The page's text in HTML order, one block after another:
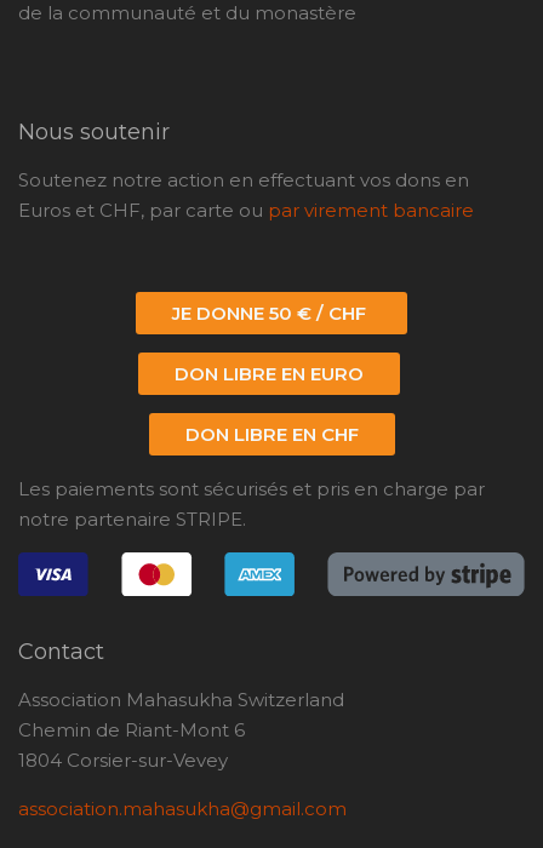
de la communauté et du monastère
Nous soutenir
Soutenez notre action en effectuant vos dons en
Euros et CHF, par carte ou par virement bancaire
JE DONNE 50 € / CHF
DON LIBRE EN EURO
DON LIBRE EN CHF
Les paiements sont sécurisés et pris en charge par
notre partenaire STRIPE.
Contact
Association Mahasukha Switzerland
Chemin de Riant-Mont 6
1804 Corsier-sur-Vevey
association.mahasukha@gmail.com